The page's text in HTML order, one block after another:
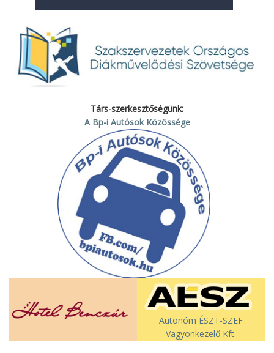
Társ-szerkesztőségünk:
A Bp-i Autósok Közössége
Autonóm ÉSZT-SZEF
Vagyonkezelő Kft.